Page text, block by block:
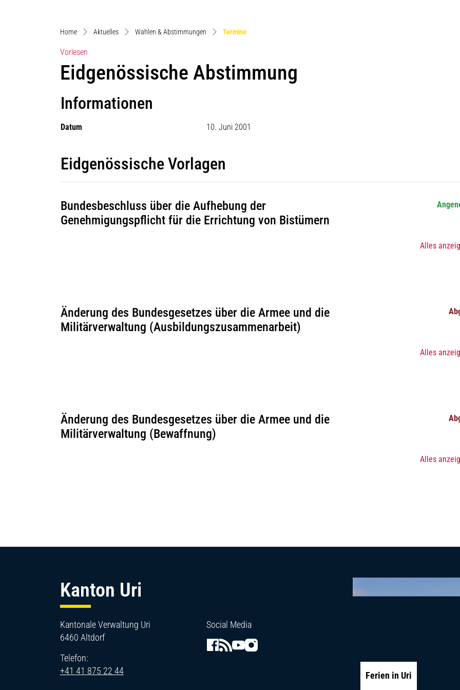
Home Aktuelles Wahlen & Abstimmungen Termine(ausgewählt)
Vorlesen
Eidgenössische Abstimmung
Informationen
Datum 10. Juni 2001
Eidgenössische Vorlagen
Bundesbeschluss über die Aufhebung der
Genehmigungspflicht für die Errichtung von Bistümern
Alles
Änderung des Bundesgesetzes über die Armee und die
Militärverwaltung (Ausbildungszusammenarbeit)
Alles
Änderung des Bundesgesetzes über die Armee und die
Militärverwaltung (Bewaffnung)
Alles
Kanton Uri
Kantonale Verwaltung Uri
6460 Altdorf
Telefon:
+41 41 875 22 44
Social Media
Ferien in Uri